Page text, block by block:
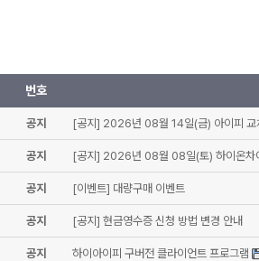
번호
공지 [공지] 2026년 08월 14일(금) 아이피 교
공지 [공지] 2026년 08월 08일(토) 하이온차
공지 [이벤트] 대량구매 이벤트
공지 [공지] 현금영수증 신청 방법 변경 안내
공지 하이아이피 구버전 클라이언트 프로그램